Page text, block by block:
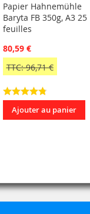
Papier Hahnemühle
Baryta FB 350g, A3 25
feuilles
80,59 €
TTC: 96,71 €
Ajouter au panier